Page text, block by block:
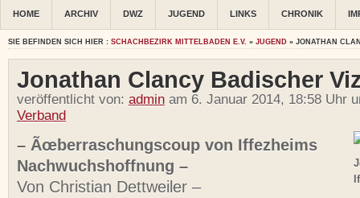
HOME ARCHIV DWZ JUGEND LINKS CHRONIK
SIE BEFINDEN SICH HIER : SCHACHBEZIRK MITTELBADEN E.V. » JUGEND » JONATHAN
Jonathan Clancy Badischer
veröffentlicht von: admin am 6. Januar 2014, 18:58 Uhr
Verband
– Ãœberraschungscoup von Iffezheims
Nachwuchshoffnung –
Von Christian Dettweiler –